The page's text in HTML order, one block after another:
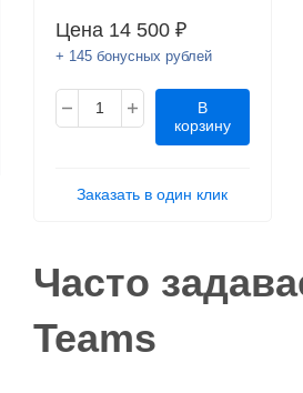
License Named Level 2 10
- 49
Цена 14 500 ₽
+ 145 бонусных рублей
В
корзину
Заказать в один клик
Часто
Teams